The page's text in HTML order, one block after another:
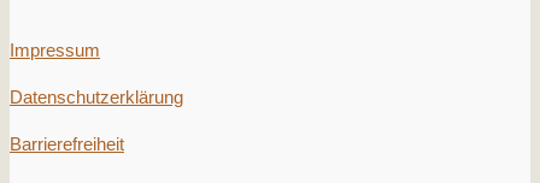
Impressum
Datenschutzerklärung
Barrierefreiheit